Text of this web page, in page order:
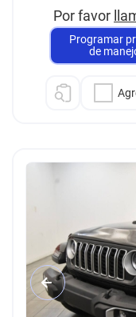
Por favor
Programar
de